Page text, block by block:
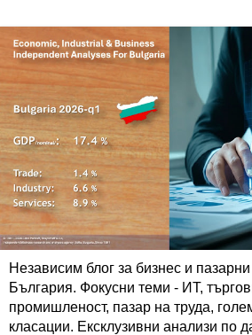
Независим блог за бизнес и
България. Фокусни теми - ИТ,
промишленост, пазар на труда,
класации. Ексклузивни анализи по